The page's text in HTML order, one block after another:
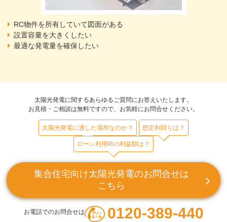
RC物件を所有していて図面がある
設置容量を大きくしたい
最適な発電量を確保したい
太陽光発電に関するあらゆるご質問にお答えいたします。
お見積・ご相談は無料ですので、お気軽にお問合せください。
太陽光発電に適した場所なのか？ 想定利回りは？
ローン利用時の利益額は？
集合住宅向け太陽光発電のお問合せは
こちら
お電話でのお問合せは 0120-389-440